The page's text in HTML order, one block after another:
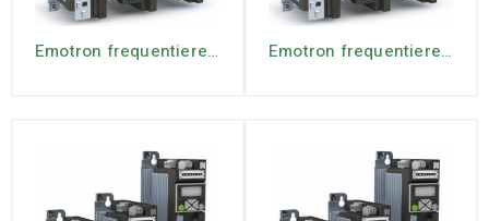
Emotron frequentiereg. VS10-23-3P2-20 1ph IP20 -0.55 kW (incl Key pad) Emotron frequentiereg. VS10-23-4P2-20 1ph IP20 -0.75 kW (incl Key pad)